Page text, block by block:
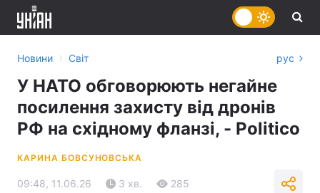
Новини › Світ рус
У НАТО обговорюють негайне
посилення захисту від дронів
РФ на східному фланзі, - Politico
КАРИНА БОВСУНОВСЬКА
09:48, 11.06.26 3 хв. 285